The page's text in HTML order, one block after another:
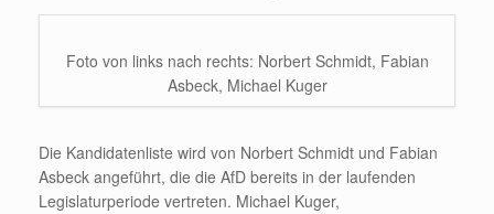
Foto von links nach rechts: Norbert Schmidt, Fabian
Asbeck, Michael Kuger
Die Kandidatenliste wird von Norbert Schmidt und Fabian
Asbeck angeführt, die die AfD bereits in der laufenden
Legislaturperiode vertreten. Michael Kuger,